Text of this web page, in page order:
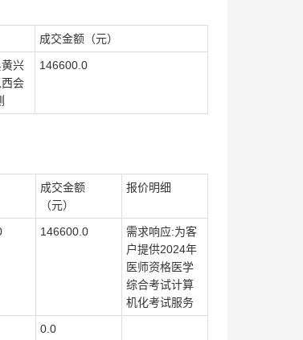
成交金额（元）
兴
会
146600.0
成交金额
（元）
报价明细
146600.0
需求响应:为客
户提供2024年
医师资格医学
综合考试计算
机化考试服务
0.0